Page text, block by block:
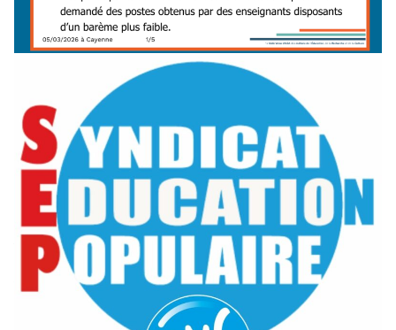
Lire la suite →
Réunions d’information syndicale pour les agents
Jeunesse et Sports de Nouvelle-Aquitaine : vos
questions, nos réponses !
- NOUVELLE-AQUITAINE
Chers collègues des services Jeunesse et Sports de
Nouvelle-Aquitaine, L’UNSA Éducation, par l’intermédiaire